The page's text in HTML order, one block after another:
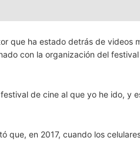
que ha estado detrás de videos
con la organización del
de cine al que yo he ido, y
que, en 2017, cuando los